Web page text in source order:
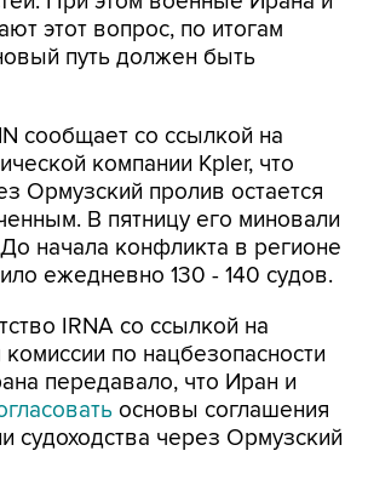
этот вопрос, по итогам
путь должен быть
сообщает со ссылкой на
компании Kpler, что
Ормузский пролив остается
В пятницу его миновали
начала конфликта в регионе
ежедневно 130 - 140 судов.
IRNA со ссылкой на
комиссии по нацбезопасности
передавало, что Иран и
основы соглашения
судоходства через Ормузский